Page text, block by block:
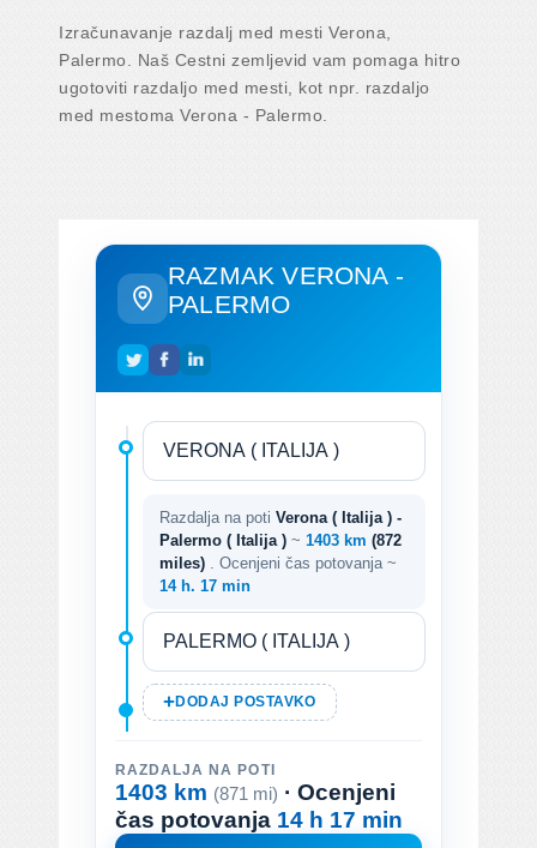
Izračunavanje razdalj med mesti Verona,
Palermo. Naš Cestni zemljevid vam pomaga hitro
ugotoviti razdaljo med mesti, kot npr. razdaljo
med mestoma Verona - Palermo.
RAZMAK VERONA -
PALERMO
Razdalja na poti Verona ( Italija ) -
Palermo ( Italija ) ~ 1403 km (872
miles)
. Ocenjeni čas potovanja ~
14 h. 17 min
DODAJ POSTAVKO
RAZDALJA NA POTI
1403 km (871 mi) · Ocenjeni
čas potovanja 14 h 17 min